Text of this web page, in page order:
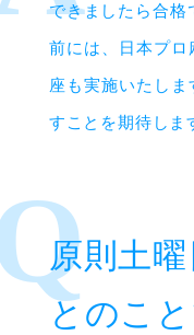
できましたら合格
前には、日本プ
座も実施いたし
すことを期待しま
原則土
とのこ